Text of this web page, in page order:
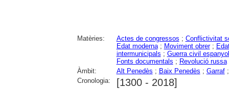
Matèries: Actes de congressos ; Conflictivitat
Edat moderna; Moviment obrer;
intermunicipals ; Guerra civil
Fonts documentals ; Revolució russa
Àmbit:
Alt Penedès ; Baix Penedès ; Garraf
Cronologia:
[1300 - 2018]